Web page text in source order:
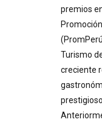
premios
Turismo
creciente